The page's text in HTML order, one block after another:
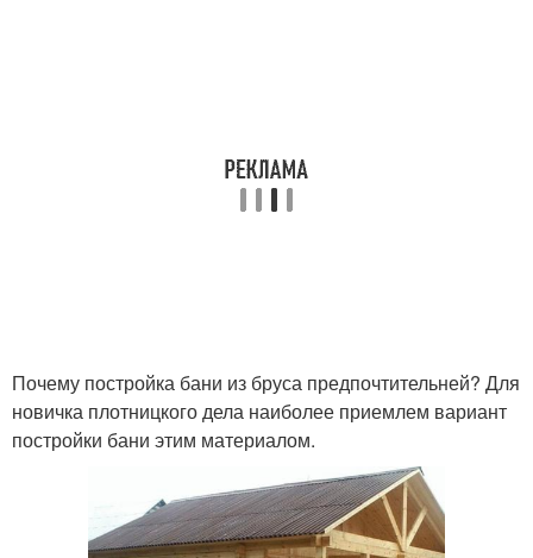
Почему постройка бани из бруса предпочтительней? Для
новичка плотницкого дела наиболее приемлем вариант
постройки бани этим материалом.